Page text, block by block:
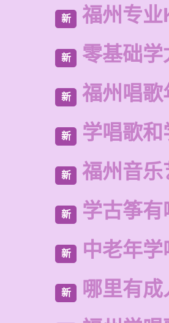
新 福州专
新 零基础
新 福州唱歌
新 学唱歌
新 福州音乐
新 学古筝有
新 中老年
新 哪里有